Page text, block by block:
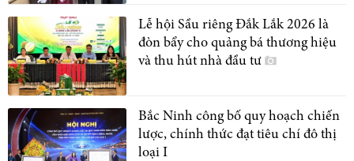
Lễ hội Sầu riêng Đắk Lắk 2026 là
đòn bẩy cho quảng bá thương hiệu
và thu hút nhà đầu tư
Bắc Ninh công bố quy hoạch chiến
lược, chính thức đạt tiêu chí đô thị
loại I